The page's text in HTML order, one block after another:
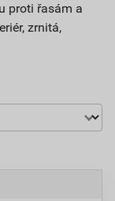
proti řasám a
zrnitá,